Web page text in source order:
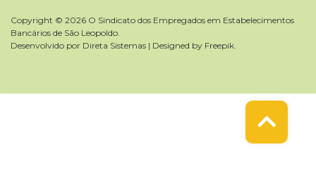
Copyright © 2026 O Sindicato dos Empregados em Estabelecimentos
Bancários de São Leopoldo.
Desenvolvido por Direta Sistemas | Designed by Freepik